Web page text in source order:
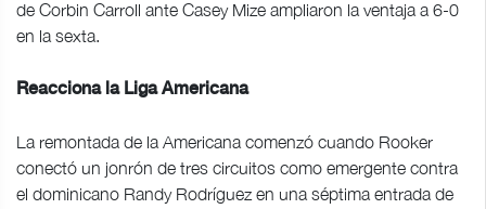
de Corbin Carroll ante Casey Mize ampliaron la ventaja a 6-0
en la sexta.
Reacciona la Liga Americana
La remontada de la Americana comenzó cuando Rooker
conectó un jonrón de tres circuitos como emergente contra
el dominicano Randy Rodríguez en una séptima entrada de